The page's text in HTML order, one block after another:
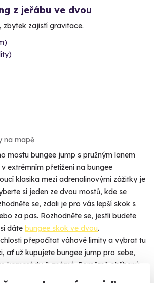
z jeřábu ve dvou
zbytek zajistí gravitace.
na mapě
mostu bungee jump s pružným lanem
extrémním přetížení na bungee
klasika mezi adrenalinovými zážitky je
si jeden ze dvou mostů, kde se
se, zdali je pro vás lepší skok s
za pas. Rozhodněte se, jestli budete
dáte bungee skok ve dvou.
přepočítat váhové limity a vybrat tu
ať už kupujete bungee jump pro sebe,
kamarády či známé. Poměrně oblíbený